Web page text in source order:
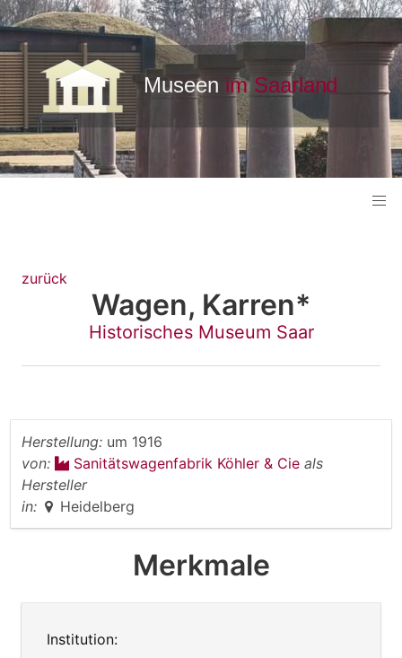
zurück
Wagen, Karren*
Historisches Museum Saar
Herstellung: um 1916
von:
Sanitätswagenfabrik Köhler & Cie als
Hersteller
in:
Heidelberg
Merkmale
Institution: